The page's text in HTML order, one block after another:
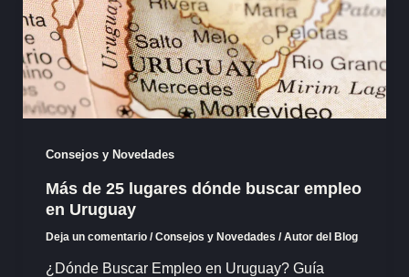
Consejos y Novedades
Más de 25 lugares dónde buscar empleo
en Uruguay
Deja un comentario /Consejos y Novedades /Autor del Blog
¿Dónde Buscar Empleo en Uruguay? Guía